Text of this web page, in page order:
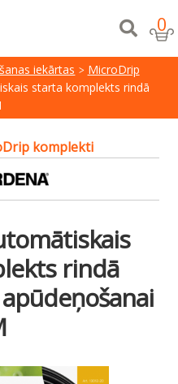
0
iekārtas
MicroDrip
starta komplekts rindā
komplekti
rindā